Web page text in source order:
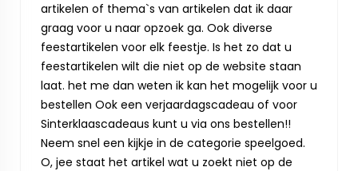
artikelen of thema`s van artikelen dat ik daar
graag voor u naar opzoek ga. Ook diverse
feestartikelen voor elk feestje. Is het zo dat u
feestartikelen wilt die niet op de website staan
laat. het me dan weten ik kan het mogelijk voor u
bestellen Ook een verjaardagscadeau of voor
Sinterklaascadeaus kunt u via ons bestellen!!
Neem snel een kijkje in de categorie speelgoed.
O, jee staat het artikel wat u zoekt niet op de